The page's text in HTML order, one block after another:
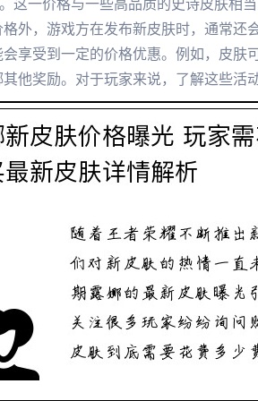
这一价格与一些高品质的史诗皮肤相
格外，游戏方在发布新皮肤时，通常
会享受到一定的价格优惠。例如，皮
他奖励。对于玩家来说，了解这些活